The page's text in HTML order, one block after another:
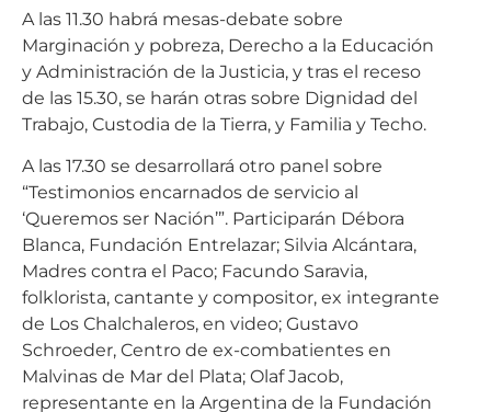
A las 11.30 habrá mesas-debate sobre
Marginación y pobreza, Derecho a la Educación
y Administración de la Justicia, y tras el receso
de las 15.30, se harán otras sobre Dignidad del
Trabajo, Custodia de la Tierra, y Familia y Techo.
A las 17.30 se desarrollará otro panel sobre
“Testimonios encarnados de servicio al
‘Queremos ser Nación’”. Participarán Débora
Blanca, Fundación Entrelazar; Silvia Alcántara,
Madres contra el Paco; Facundo Saravia,
folklorista, cantante y compositor, ex integrante
de Los Chalchaleros, en video; Gustavo
Schroeder, Centro de ex-combatientes en
Malvinas de Mar del Plata; Olaf Jacob,
representante en la Argentina de la Fundación